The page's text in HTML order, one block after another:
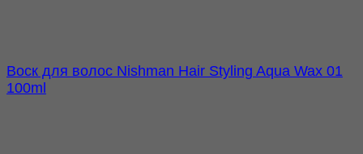
Воск для волос Nishman Hair Styling Aqua Wax 01
100ml